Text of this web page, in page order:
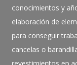
conocimientos y
elaboración de
para conseguir
cancelas o